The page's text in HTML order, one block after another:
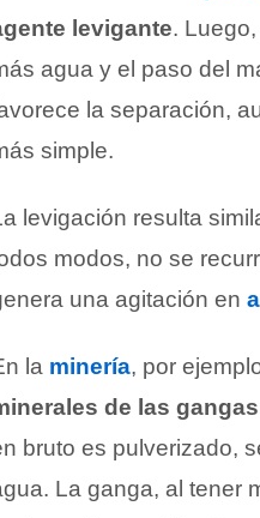
levigante.
agua y el paso del
la separación,
simple.
levigación resulta
modos, no se
una agitación en
la minería, por
de las gangas
bruto es pulverizado,
La ganga, al tener